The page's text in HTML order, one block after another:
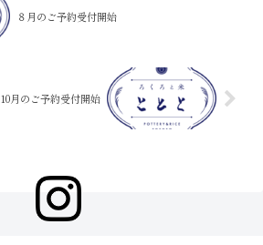
８月のご予約受付開始
10月のご予約受付開始